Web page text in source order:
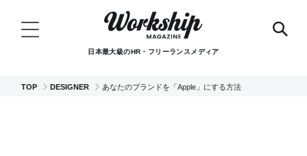
日本最大級のHR・フリーランスメディア
TOP DESIGNER あなたのブランドを「Apple」にする方法